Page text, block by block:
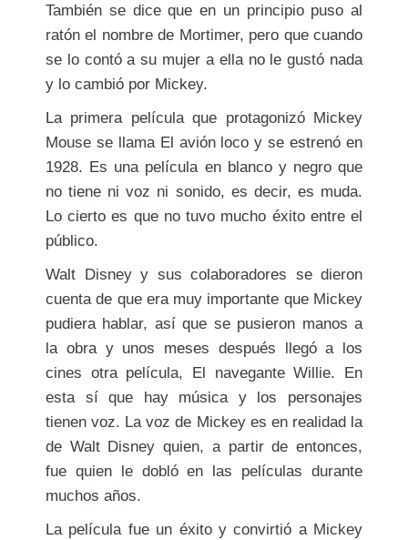
También se dice que en un principio puso al
ratón el nombre de Mortimer, pero que cuando
se lo contó a su mujer a ella no le gustó nada
y lo cambió por Mickey.
La primera película que protagonizó Mickey
Mouse se llama El avión loco y se estrenó en
1928. Es una película en blanco y negro que
no tiene ni voz ni sonido, es decir, es muda.
Lo cierto es que no tuvo mucho éxito entre el
público.
Walt Disney y sus colaboradores se dieron
cuenta de que era muy importante que Mickey
pudiera hablar, así que se pusieron manos a
la obra y unos meses después llegó a los
cines otra película, El navegante Willie. En
esta sí que hay música y los personajes
tienen voz. La voz de Mickey es en realidad la
de Walt Disney quien, a partir de entonces,
fue quien le dobló en las películas durante
muchos años.
La película fue un éxito y convirtió a Mickey